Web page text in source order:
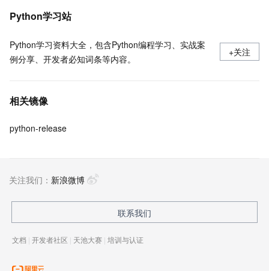
Python学习站
Python学习资料大全，包含Python编程学习、实战案
例分享、开发者必知词条等内容。
+关注
相关镜像
python-release
关注我们： 新浪微博
联系我们
文档 | 开发者社区 | 天池大赛 | 培训与认证